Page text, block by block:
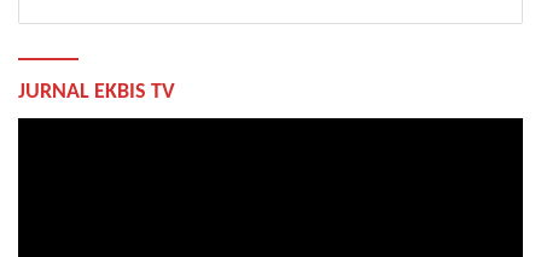
JURNAL EKBIS TV